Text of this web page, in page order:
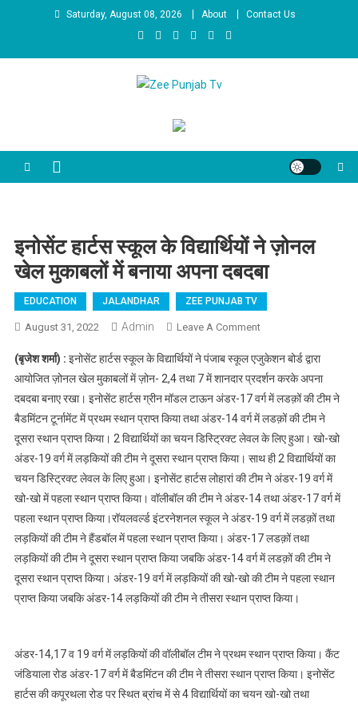
Skip to contentSaturday, August 08, 2026 About Contact Us
Zee Punjab Tv
इनोसेंट हार्टस स्कूल के विद्यार्थियों ने ज़ोनल
खेल मुकाबलों में बनाया अपना दबदबा
EDUCATION JALANDHAR ZEE PUNJAB TV
August 31, 2022 Admin Leave A CommentOn इनोसेंट हार्टस
ज़ोनल खेल मुकाबलों में
बनाया अपना दबदबा
(बृजेश शर्मा) : इनोसेंट हार्टस स्कूल के विद्यार्थियों ने पंजाब स्कूल एजुकेशन बोर्ड द्वारा
आयोजित ज़ोनल खेल मुकाबलों में ज़ोन- 2,4 तथा 7 में शानदार प्रदर्शन करके अपना
दबदबा बनाए रखा। इनोसेंट हार्टस ग्रीन मॉडल टाऊन अंडर-17 वर्ग में लडक़ों की टीम ने
बैडमिंटन टूर्नामेंट में प्रथम स्थान प्राप्त किया तथा अंडर-14 वर्ग में लडक़ों की टीम ने
दूसरा स्थान प्राप्त किया। 2 विद्यार्थियों का चयन डिस्ट्रिक्ट लेवल के लिए हुआ। खो-खो
अंडर-19 वर्ग में लड़कियों की टीम ने दूसरा स्थान प्राप्त किया। साथ ही 2 विद्यार्थियों का
चयन डिस्ट्रिक्ट लेवल के लिए हुआ। इनोसेंट हार्टस लोहारां की टीम ने अंडर-19 वर्ग में
खो-खो में पहला स्थान प्राप्त किया। वॉलीबॉल की टीम ने अंडर-14 तथा अंडर-17 वर्ग में
पहला स्थान प्राप्त किया।रॉयलवर्ल्ड इंटरनेशनल स्कूल ने अंडर-19 वर्ग में लडक़ों तथा
लड़कियों की टीम ने हैंडबॉल में पहला स्थान प्राप्त किया। अंडर-17 लडक़ों तथा
लड़कियों की टीम ने दूसरा स्थान प्राप्त किया जबकि अंडर-14 वर्ग में लडक़ों की टीम ने
दूसरा स्थान प्राप्त किया। अंडर-19 वर्ग में लड़कियों की खो-खो की टीम ने पहला स्थान
प्राप्त किया जबकि अंडर-14 लड़कियों की टीम ने तीसरा स्थान प्राप्त किया।
अंडर-14,17 व 19 वर्ग में लड़कियों की वॉलीबॉल टीम ने प्रथम स्थान प्राप्त किया। कैंट
जंडियाला रोड अंडर-17 वर्ग में बैडमिंटन की टीम ने तीसरा स्थान प्राप्त किया। इनोसेंट
हार्टस की कपूरथला रोड पर स्थित ब्रांच में से 4 विद्यार्थियों का चयन खो-खो तथा